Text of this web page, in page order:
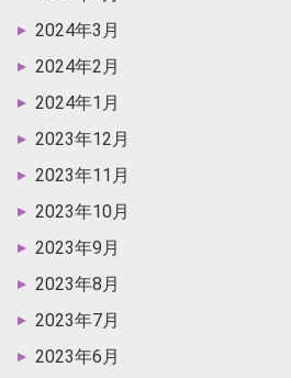
2024年3月
2024年2月
2024年1月
2023年12月
2023年11月
2023年10月
2023年9月
2023年8月
2023年7月
2023年6月